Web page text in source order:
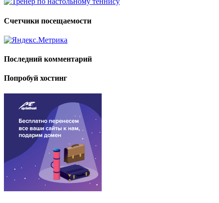
Счетчики посещаемости
Последний комментарий
Попробуй хостинг